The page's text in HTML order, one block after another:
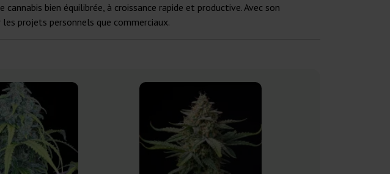
bien équilibrée, à croissance rapide et productive. Avec son
projets personnels que commerciaux.